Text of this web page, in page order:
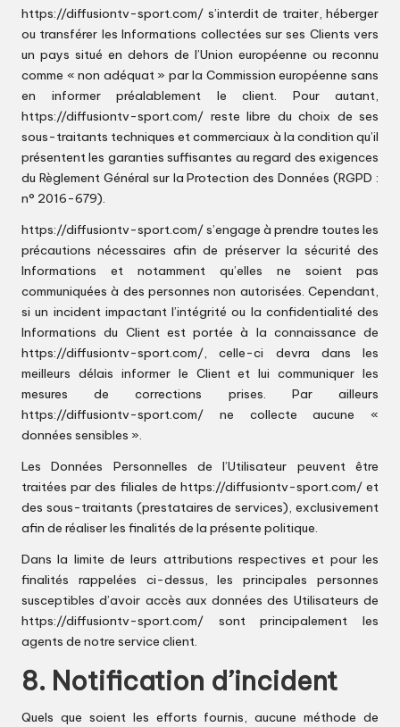
https://diffusiontv-sport.com/ s’interdit de traiter, héberger
ou transférer les Informations collectées sur ses Clients vers
un pays situé en dehors de l’Union européenne ou reconnu
comme « non adéquat » par la Commission européenne sans
en informer préalablement le client. Pour autant,
https://diffusiontv-sport.com/ reste libre du choix de ses
sous-traitants techniques et commerciaux à la condition qu’il
présentent les garanties suffisantes au regard des exigences
du Règlement Général sur la Protection des Données (RGPD :
n° 2016-679).
https://diffusiontv-sport.com/s’engage à prendre toutes les
précautions nécessaires afin de préserver la sécurité des
Informations et notamment qu’elles ne soient pas
communiquées à des personnes non autorisées. Cependant,
si un incident impactant l’intégrité ou la confidentialité des
Informations du Client est portée à la connaissance de
https://diffusiontv-sport.com/, celle-ci devra dans les
meilleurs délais informer le Client et lui communiquer les
mesures de corrections prises. Par ailleurs
https://diffusiontv-sport.com/ ne collecte aucune «
données sensibles ».
Les Données Personnelles de l’Utilisateur peuvent être
traitées par des filiales de https://diffusiontv-sport.com/et
des sous-traitants (prestataires de services), exclusivement
afin de réaliser les finalités de la présente politique.
Dans la limite de leurs attributions respectives et pour les
finalités rappelées ci-dessus, les principales personnes
susceptibles d’avoir accès aux données des Utilisateurs de
https://diffusiontv-sport.com/ sont principalement les
agents de notre service client.
8. Notification d’incident
Quels que soient les efforts fournis, aucune méthode de